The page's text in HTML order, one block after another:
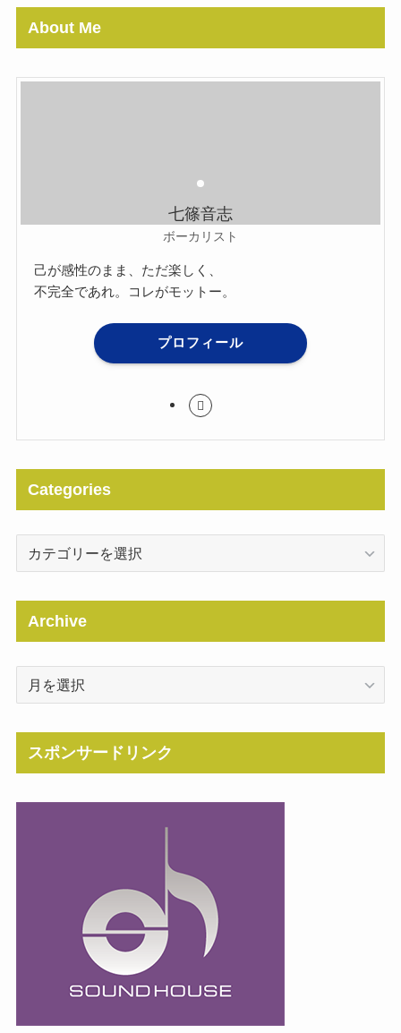
About Me
七篠音志
ボーカリスト
己が感性のまま、ただ楽しく、
不完全であれ。コレがモットー。
プロフィール
Categories
Categories
Archive
Archive
スポンサードリンク